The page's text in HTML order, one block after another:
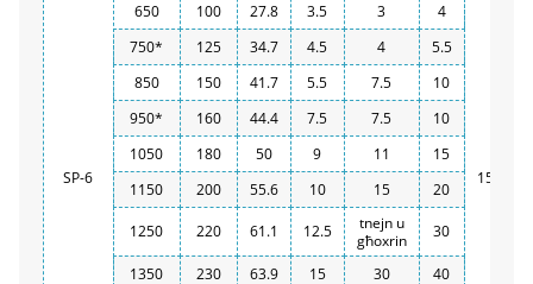
SP-6
650 100 27.8 3.5 3 4
150(6')
750* 125 34.7 4.5 4
5.5
850
150 41.7 5.5 7.5
10
950*
160 44.4 7.5 7.5
10
1050
180 50 9 11
15
1150
200 55.6 10 15 20
1250 220 61.1 12.5
tnejn u
għoxrin
30
1350 230 63.9 15 30
40